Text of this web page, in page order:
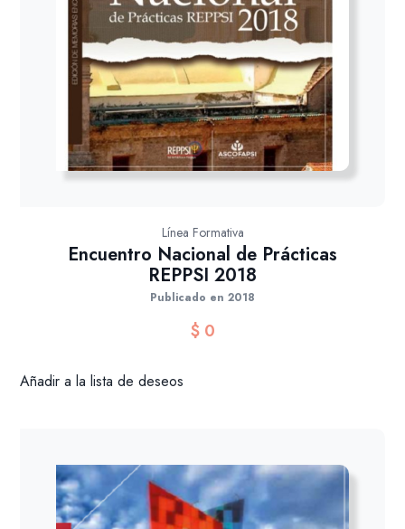
Línea Formativa
Encuentro Nacional de Prácticas
REPPSI 2018
Publicado en 2018
$0
Añadir a la lista de deseos